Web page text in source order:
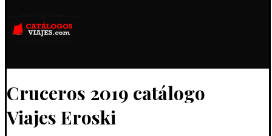
Cruceros 2019 catálogo
Viajes Eroski